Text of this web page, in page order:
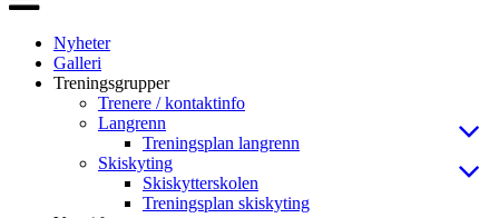
navigasjon
Nyheter
Galleri
Treningsgrupper
Trenere / kontaktinfo
Langrenn
Treningsplan langrenn
Skiskyting
Skiskytterskolen
Treningsplan skiskyting